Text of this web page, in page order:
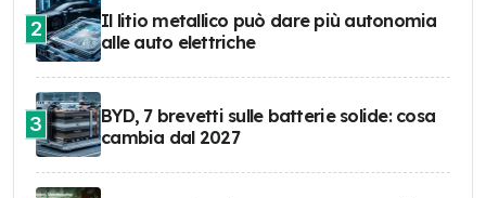
2
Il litio metallico può dare più autonomia
alle auto elettriche
3
BYD, 7 brevetti sulle batterie solide: cosa
cambia dal 2027